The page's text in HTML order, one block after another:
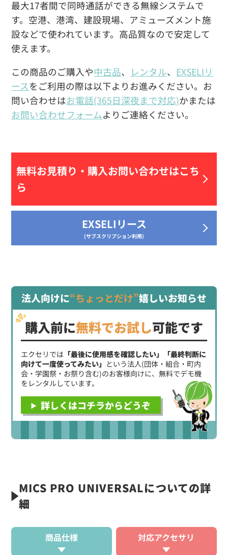
最大17者間で同時通話ができる無線システムで
す。空港、港湾、建設現場、アミューズメント施
設などで使われています。高品質なので安定して
使えます。
この商品のご購入や中古品、 レンタル、 EXSELIリ
ース をご利用の際は以下よりお進みください。お
問い合わせはお電話(365日深夜まで対応)かまたは
お問い合わせフォームよりご連絡ください。
無料お見積り・ 購入お問い合わせはこち
ら
EXSELIリース
(サブスクリプション利用)
法人向けに“ちょっとだけ”嬉しいお知らせ
購入前に無料でお試し可能です
エクセリでは 「最後に使用感を確認したい」「最終判断に
向けて一度使ってみたい」 という法人(団体・組合・町内
会・学園祭・お祭り含む)のお客様向けに、無料でデモ機
をレンタルしています。
詳しくはコチラからどうぞ
MICS PRO UNIVERSALについての詳
細
商品仕様 対応アクセサリ